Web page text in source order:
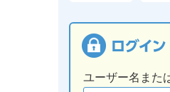
ユーザー名また